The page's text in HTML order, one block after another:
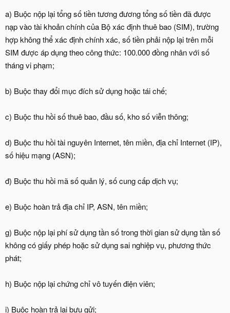
a) Buộc nộp lại tổng số tiền tương đương tổng số tiền đã được
nạp vào tài khoản chính của Bộ xác định thuê bao (SIM), trường
hợp không thể xác định chính xác, số tiền phải nộp lại trên mỗi
SIM được áp dụng theo công thức: 100.000 đồng nhân với số
tháng vi phạm;
b) Buộc thay đổi mục đích sử dụng hoặc tái chế;
c) Buộc thu hồi số thuê bao, đầu số, kho số viễn thông;
d) Buộc thu hồi tài nguyên Internet, tên miền, địa chỉ Internet (IP),
số hiệu mạng (ASN);
đ) Buộc thu hồi mã số quản lý, số cung cấp dịch vụ;
e) Buộc hoàn trả địa chỉ IP, ASN, tên miền;
g) Buộc nộp lại phí sử dụng tần số trong thời gian sử dụng tần số
không có giấy phép hoặc sử dụng sai nghiệp vụ, phương thức
phát;
h) Buộc nộp lại chứng chỉ vô tuyến điện viên;
i) Buộc hoàn trả lại bưu gửi;